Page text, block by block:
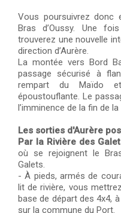
Vous poursuivrez donc
Bras d’Oussy. Une
trouverez une nouvelle
direction d’Aurère.
La montée vers Bord
passage sécurisé à
rempart du Maïdo
époustouflante. Le
l’imminence de la fin de
Les sorties d'Aurère
Par la Rivière des
où se rejoignent le
Galets.
- À pieds, armés de
lit de rivière, vous
base de départ des 4x4,
sur la commune du Port.